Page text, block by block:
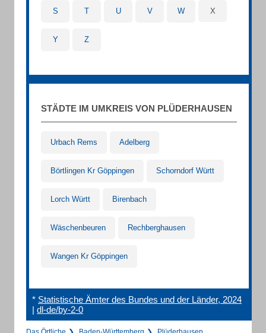
S T U V W X
Y Z
STÄDTE IM UMKREIS VON PLÜDERHAUSEN
Urbach Rems Adelberg
Börtlingen Kr Göppingen Schorndorf Württ
Lorch Württ Birenbach
Wäschenbeuren Rechberghausen
Wangen Kr Göppingen
* Statistische Ämter des Bundes und der Länder, 2024
| dl-de/by-2-0